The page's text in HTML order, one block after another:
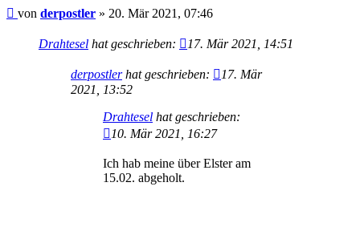
Beitrag
von derpostler » 20. Mär 2021, 07:46
Drahtesel hat geschrieben: 17. Mär 2021, 14:51
derpostlerhat geschrieben:
17. Mär
2021, 13:52
Drahtesel hat geschrieben:
10. Mär 2021, 16:27
Ich hab meine über Elster am
15.02. abgeholt.